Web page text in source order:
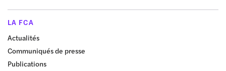
LA FCA
Actualités
Communiqués de presse
Publications